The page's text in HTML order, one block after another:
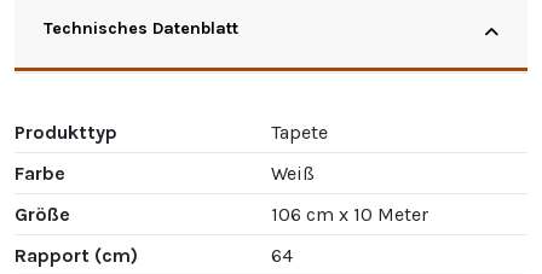
Technisches Datenblatt
Produkttyp
Tapete
Farbe
Weiß
Größe
106 cm x 10 Meter
Rapport (cm)
64